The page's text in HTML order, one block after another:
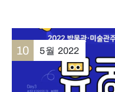
10 5월 2022